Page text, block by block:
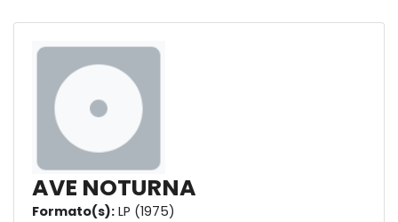
AVE NOTURNA
Formato(s): LP (1975)